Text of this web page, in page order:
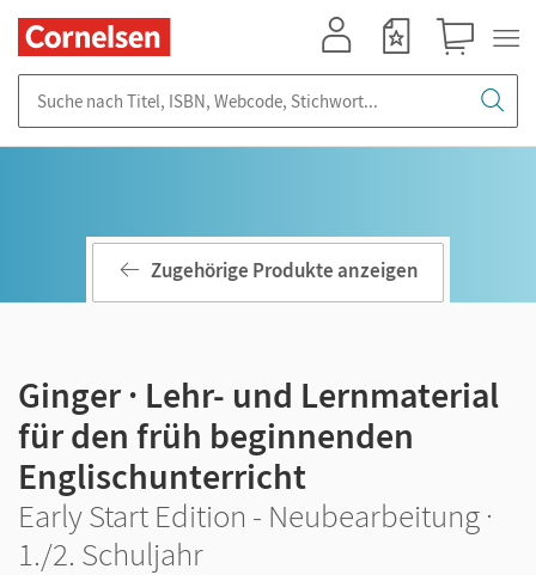
Zugehörige Produkte anzeigen
Ginger · Lehr- und Lernmaterial
für den früh beginnenden
Englischunterricht
Early Start Edition - Neubearbeitung ·
1./2. Schuljahr